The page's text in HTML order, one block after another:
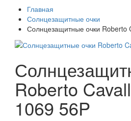
Главная
Солнцезащитные очки
Солнцезащитные очки Roberto
Roberto
1069 56P